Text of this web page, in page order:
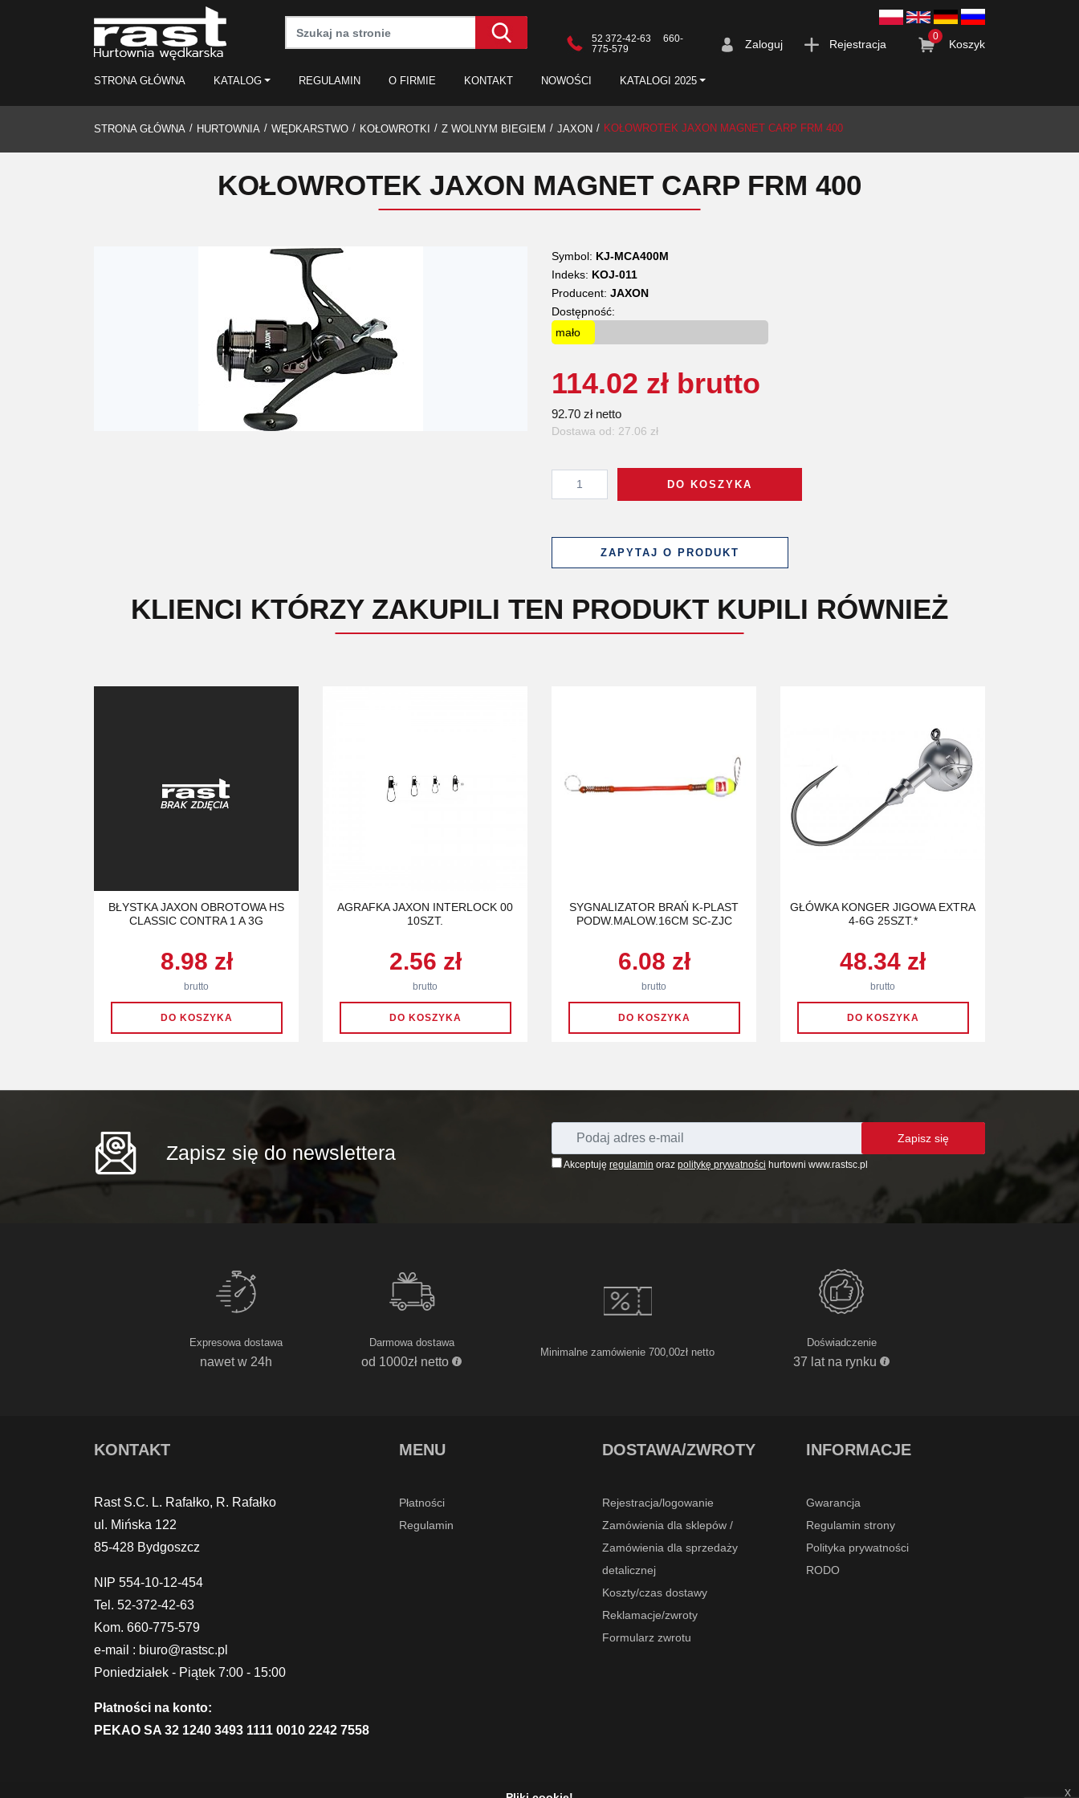
52 372-42-63 660-
775-579
Zaloguj Rejestracja
0
Koszyk
STRONA GŁÓWNA KATALOG REGULAMIN O FIRMIE KONTAKT NOWOŚCI KATALOGI 2025
STRONA GŁÓWNA HURTOWNIA WĘDKARSTWO KOŁOWROTKI Z WOLNYM BIEGIEM JAXON KOŁOWROTEK JAXON MAGNET CARP FRM 400
KOŁOWROTEK JAXON MAGNET CARP FRM 400
Symbol: KJ-MCA400M
Indeks: KOJ-011
Producent: JAXON
Dostępność:
mało
114.02 zł brutto
92.70 zł netto
Dostawa od: 27.06 zł
DO KOSZYKA
ZAPYTAJ O PRODUKT
KLIENCI KTÓRZY ZAKUPILI TEN PRODUKT KUPILI RÓWNIEŻ
BŁYSTKA JAXON OBROTOWA HS
CLASSIC CONTRA 1 A 3G
8.98 zł
brutto
AGRAFKA JAXON INTERLOCK 00
10SZT.
2.56 zł
brutto
SYGNALIZATOR BRAŃ K-PLAST
PODW.MALOW.16CM SC-ZJC
6.08 zł
brutto
GŁÓWKA KONGER JIGOWA EXTRA
4-6G 25SZT.*
48.34 zł
brutto
Zapisz się do newslettera
Akceptuję regulamin oraz politykę prywatności hurtowni www.rastsc.pl
Zapisz się
Expresowa dostawa
nawet w 24h
Darmowa dostawa
od 1000zł netto
Minimalne zamówienie 700,00zł netto
Doświadczenie
37 lat na rynku
KONTAKT
Rast S.C. L. Rafałko, R. Rafałko
ul. Mińska 122
85-428 Bydgoszcz
NIP 554-10-12-454
Tel. 52-372-42-63
Kom. 660-775-579
e-mail : biuro@rastsc.pl
Poniedziałek - Piątek 7:00 - 15:00
Płatności na konto:
PEKAO SA 32 1240 3493 1111 0010 2242 7558
MENU
Płatności
Regulamin
DOSTAWA/ZWROTY
Rejestracja/logowanie
Zamówienia dla sklepów /
Zamówienia dla sprzedaży
detalicznej
Koszty/czas dostawy
Reklamacje/zwroty
Formularz zwrotu
INFORMACJE
Gwarancja
Regulamin strony
Polityka prywatności
RODO
x